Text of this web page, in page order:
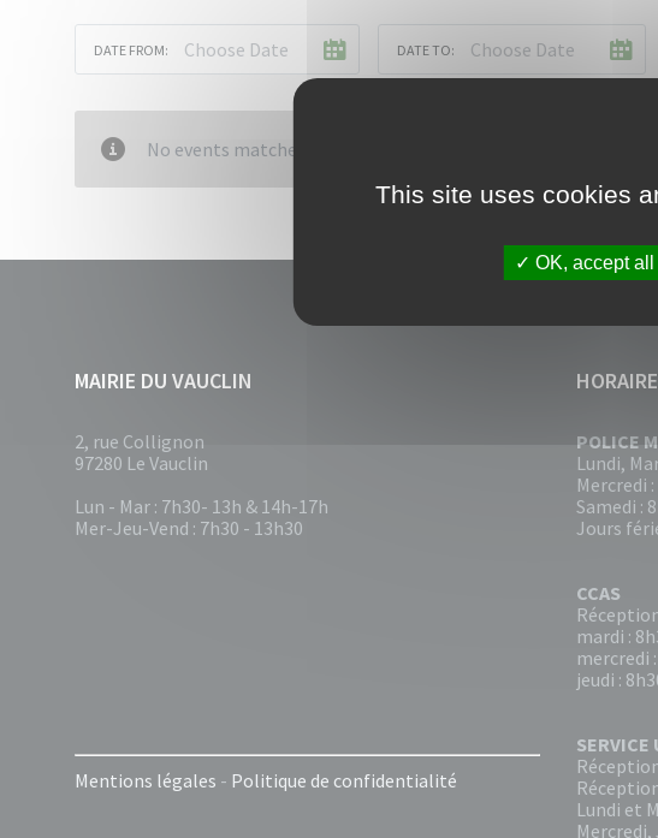
DATE FROM: DATE TO:
No events matched your criteria
MAIRIE DU VAUCLIN
2, rue Collignon
97280 Le Vauclin
Lun - Mar : 7h30- 13h & 14h-17h
Mer-Jeu-Vend : 7h30 - 13h30
Mentions légales - Politique de confidentialité
POLICE
Lundi,
Mercredi
Samedi :
Jours
CCAS
mardi :
mercredi
jeudi :
SERVICE
Lundi et
Mercredi,
This site uses cookies
OK, accept all